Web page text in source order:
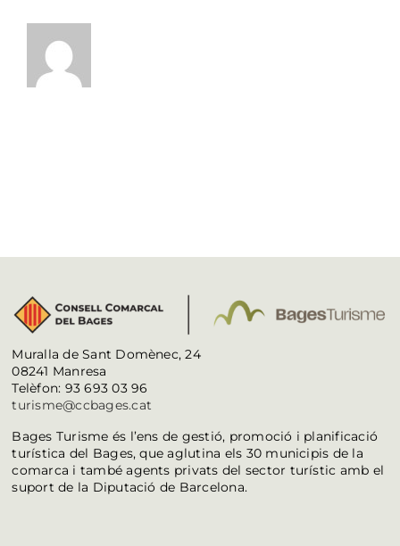
Muralla de Sant Domènec, 24
08241 Manresa
Telèfon: 93 693 03 96
turisme@ccbages.cat
Bages Turisme és l’ens de gestió, promoció i planificació
turística del Bages, que aglutina els 30 municipis de la
comarca i també agents privats del sector turístic amb el
suport de la Diputació de Barcelona.